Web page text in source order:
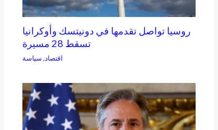
روسيا تواصل تقدمها في دونيتسك وأوكرانيا
تسقط 28 مسيرة
اقتصاد, سياسة